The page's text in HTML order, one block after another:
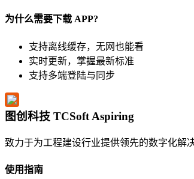
为什么需要下载 APP?
支持离线缓存，无网也能看
实时更新，掌握最新标准
支持多端登陆与同步
图创科技 TCSoft Aspiring
致力于为工程建设行业提供领先的数字化解
使用指南